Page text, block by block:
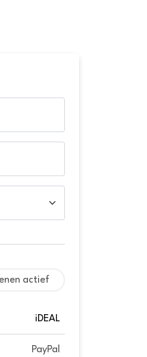
actief
iDEAL
PayPal